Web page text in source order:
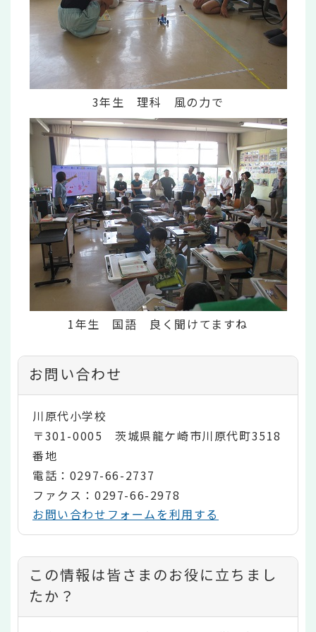
3年生 理科 風の力で
1年生 国語 良く聞けてますね
お問い合わせ
川原代小学校
〒301-0005 茨城県龍ケ崎市川原代町3518
番地
電話：0297-66-2737
ファクス：0297-66-2978
お問い合わせフォームを利用する
コ
ン
テ
この情報は皆さまのお役に立ちまし
たか？